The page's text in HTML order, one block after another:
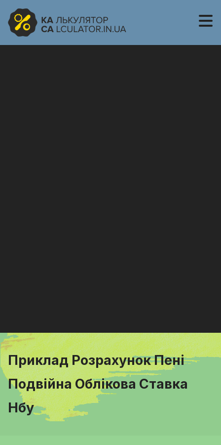
Приклад Розрахунок Пені
Подвійна Облікова Ставка
Нбу